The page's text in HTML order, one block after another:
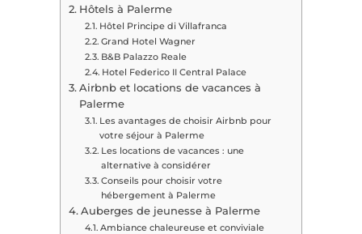
Hôtels à Palerme
Hôtel Principe di Villafranca
Grand Hotel Wagner
B&B Palazzo Reale
Hotel Federico II Central Palace
Airbnb et locations de vacances à
Palerme
Les avantages de choisir Airbnb pour
votre séjour à Palerme
Les locations de vacances : une
alternative à considérer
Conseils pour choisir votre
hébergement à Palerme
Auberges de jeunesse à Palerme
Ambiance chaleureuse et conviviale